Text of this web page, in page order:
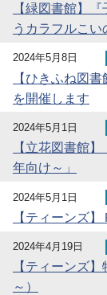
【緑図書館】
うカラフルこ
2024年5月8日
【ひきふね図
を開催します
2024年5月1日
【立花図書館
年向け～」
2024年5月1日
【ティーンズ
2024年4月19日
【ティーンズ
～）